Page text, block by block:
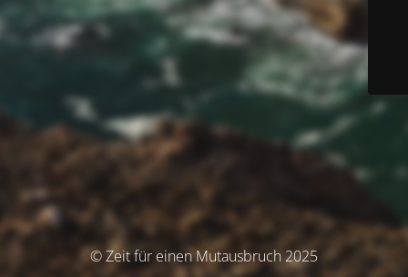
© Zeit für einen Mutausbruch 2025